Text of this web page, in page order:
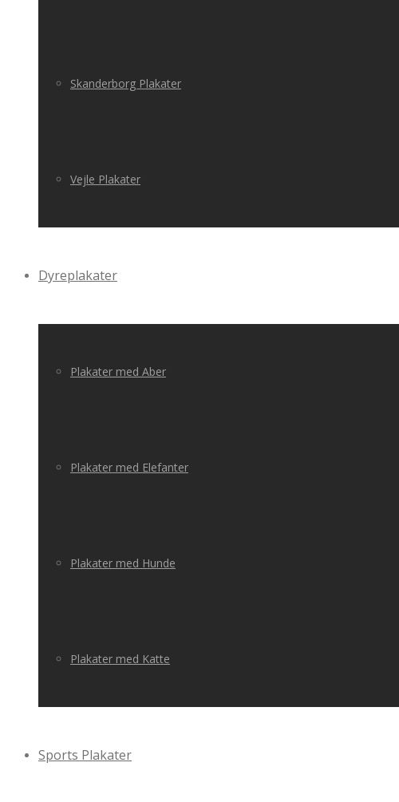
Skanderborg Plakater
Vejle Plakater
Dyreplakater
Plakater med Aber
Plakater med Elefanter
Plakater med Hunde
Plakater med Katte
Sports Plakater